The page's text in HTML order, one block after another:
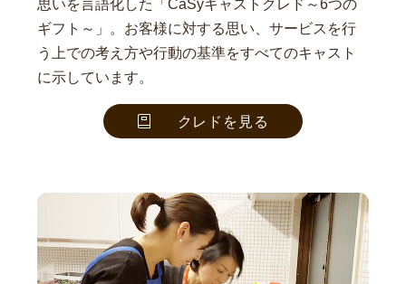
思いを言語化した「CaSyキャストクレド～6つの
ギフト～」。お客様に対する思い、サービスを行
う上での考え方や行動の基準をすべてのキャスト
に示しています。
クレドを見る